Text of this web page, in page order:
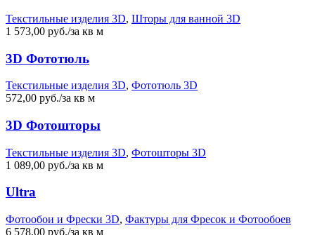
Текстильные изделия 3D, Шторы для ванной 3D
1 573,00 руб./за кв м
3D Фототюль
Текстильные изделия 3D, Фототюль 3D
572,00 руб./за кв м
3D Фотошторы
Текстильные изделия 3D, Фотошторы 3D
1 089,00 руб./за кв м
Ultra
Фотообои и Фрески 3D, Фактуры для Фресок и Фотообоев
6 578,00 руб./за кв м